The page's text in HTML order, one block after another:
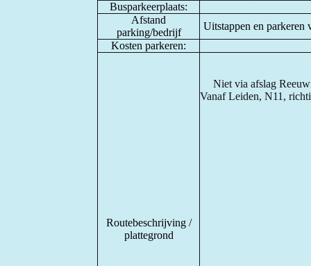
Busparkeerplaats:
Afstand
parking/bedrijf
Uitstappen en parkeren
Kosten parkeren:
Routebeschrijving /
plattegrond
Niet via afslag
Vanaf Leiden, N11,